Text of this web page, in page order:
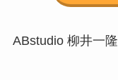
ABstudio 柳井一隆